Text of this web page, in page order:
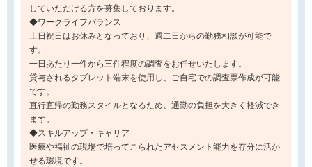
していただける方を募集しております。
◆ワークライフバランス
土日祝日はお休みとなっており、週二日からの勤務相談が可能で
す。
一日あたり一件から三件程度の調査をお任せいたします。
貸与されるタブレット端末を使用し、ご自宅での調査票作成が可能
です。
直行直帰の勤務スタイルとなるため、通勤の負担を大きく軽減でき
ます。
◆スキルアップ・キャリア
医療や福祉の現場で培ってこられたアセスメント能力を存分に活か
せる環境です。